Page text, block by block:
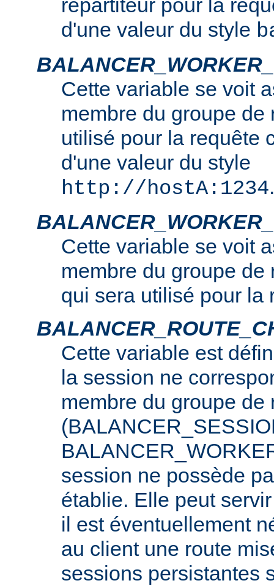
répartiteur pour la
d'une valeur du style
Cette variable se voit
membre du groupe
utilisé pour la requête
d'une valeur du style
http://hostA:1234.
Cette variable se voit
membre du groupe
qui sera utilisé pour la
Cette variable est
la session ne
membre du groupe
session ne possède
établie. Elle peut
il est éventuellement
au client une route
sessions persistantes